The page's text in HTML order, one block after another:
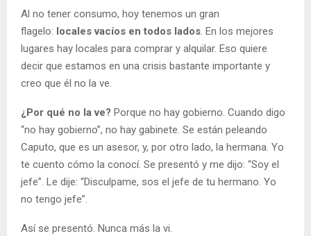
Al no tener consumo, hoy tenemos un gran
flagelo: locales vacíos en todos lados. En los mejores
lugares hay locales para comprar y alquilar. Eso quiere
decir que estamos en una crisis bastante importante y
creo que él no la ve.
¿Por qué no la ve? Porque no hay gobierno. Cuando digo
“no hay gobierno”, no hay gabinete. Se están peleando
Caputo, que es un asesor, y, por otro lado, la hermana. Yo
te cuento cómo la conocí. Se presentó y me dijo: “Soy el
jefe”. Le dije: “Disculpame, sos el jefe de tu hermano. Yo
no tengo jefe”.
Así se presentó. Nunca más la vi.